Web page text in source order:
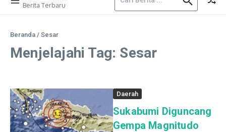
Berita Terbaru
Beranda / Sesar
Menjelajahi Tag: Sesar
Daerah
Sukabumi Diguncang
Gempa Magnitudo